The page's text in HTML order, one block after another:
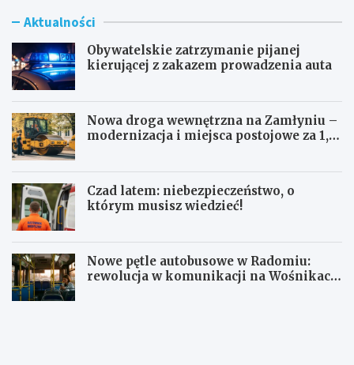
Aktualności
Obywatelskie zatrzymanie pijanej
kierującej z zakazem prowadzenia auta
Nowa droga wewnętrzna na Zamłyniu –
modernizacja i miejsca postojowe za 1,1
Czad latem: niebezpieczeństwo, o
którym musisz wiedzieć!
Nowe pętle autobusowe w Radomiu:
rewolucja w komunikacji na Wośnikach,
O
N